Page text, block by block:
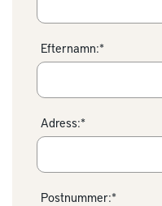
Efternamn:*
Adress:*
Postnummer:*